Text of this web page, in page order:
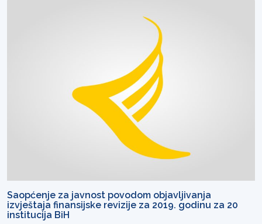
Saopćenje za javnost povodom objavljivanja
izvještaja finansijske revizije za 2019. godinu za 20
institucija BiH